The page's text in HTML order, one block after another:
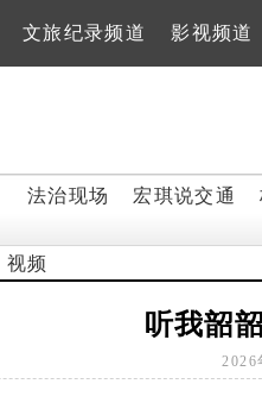
文旅纪录频道 影视频道
法治现场 宏琪说交通
视频
听我韶
2026